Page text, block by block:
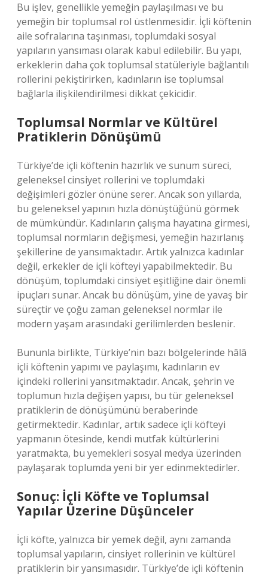
Bu işlev, genellikle yemeğin paylaşılması ve bu
yemeğin bir toplumsal rol üstlenmesidir. İçli köftenin
aile sofralarına taşınması, toplumdaki sosyal
yapıların yansıması olarak kabul edilebilir. Bu yapı,
erkeklerin daha çok toplumsal statüleriyle bağlantılı
rollerini pekiştirirken, kadınların ise toplumsal
bağlarla ilişkilendirilmesi dikkat çekicidir.
Toplumsal Normlar ve Kültürel
Pratiklerin Dönüşümü
Türkiye’de içli köftenin hazırlık ve sunum süreci,
geleneksel cinsiyet rollerini ve toplumdaki
değişimleri gözler önüne serer. Ancak son yıllarda,
bu geleneksel yapının hızla dönüştüğünü görmek
de mümkündür. Kadınların çalışma hayatına girmesi,
toplumsal normların değişmesi, yemeğin hazırlanış
şekillerine de yansımaktadır. Artık yalnızca kadınlar
değil, erkekler de içli köfteyi yapabilmektedir. Bu
dönüşüm, toplumdaki cinsiyet eşitliğine dair önemli
ipuçları sunar. Ancak bu dönüşüm, yine de yavaş bir
süreçtir ve çoğu zaman geleneksel normlar ile
modern yaşam arasındaki gerilimlerden beslenir.
Bununla birlikte, Türkiye’nin bazı bölgelerinde hâlâ
içli köftenin yapımı ve paylaşımı, kadınların ev
içindeki rollerini yansıtmaktadır. Ancak, şehrin ve
toplumun hızla değişen yapısı, bu tür geleneksel
pratiklerin de dönüşümünü beraberinde
getirmektedir. Kadınlar, artık sadece içli köfteyi
yapmanın ötesinde, kendi mutfak kültürlerini
yaratmakta, bu yemekleri sosyal medya üzerinden
paylaşarak toplumda yeni bir yer edinmektedirler.
Sonuç: İçli Köfte ve Toplumsal
Yapılar Üzerine Düşünceler
İçli köfte, yalnızca bir yemek değil, aynı zamanda
toplumsal yapıların, cinsiyet rollerinin ve kültürel
pratiklerin bir yansımasıdır. Türkiye’de içli köftenin